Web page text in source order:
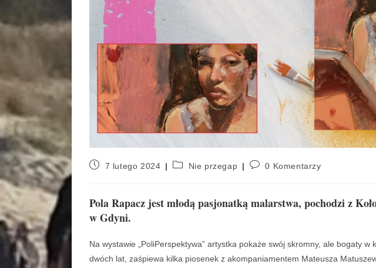
7 lutego 2024 Nie przegap 0 Komentarzy
Pola Rapacz jest młodą pasjonatką malarstwa, pochodzi z
w Gdyni.
Na wystawie „PoliPerspektywa” artystka pokaże swój skromny, ale bogaty w
dwóch lat, zaśpiewa kilka piosenek z akompaniamentem Mateusza